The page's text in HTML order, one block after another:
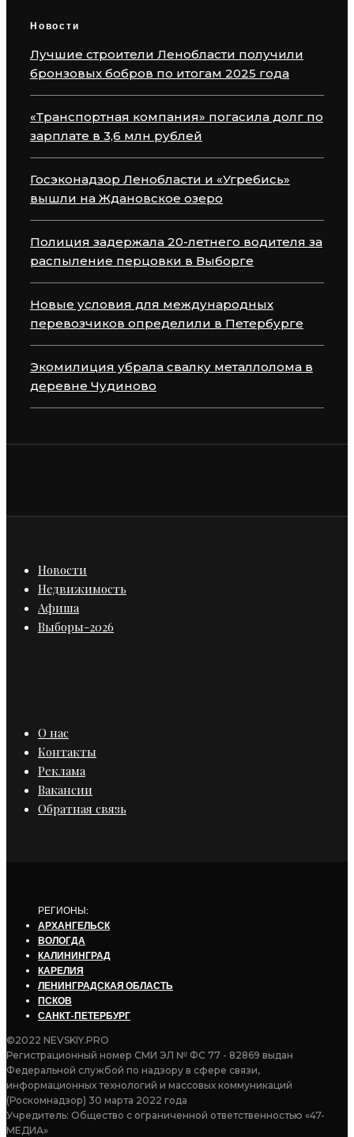
Новости
Лучшие строители Ленобласти получили
бронзовых бобров по итогам 2025 года
«Транспортная компания» погасила долг по
зарплате в 3,6 млн рублей
Госэконадзор Ленобласти и «Угребись»
вышли на Ждановское озеро
Полиция задержала 20-летнего водителя за
распыление перцовки в Выборге
Новые условия для международных
перевозчиков определили в Петербурге
Экомилиция убрала свалку металлолома в
деревне Чудиново
Новости
Недвижимость
Афиша
Выборы-2026
О нас
Контакты
Реклама
Вакансии
Обратная связь
РЕГИОНЫ:
АРХАНГЕЛЬСК
ВОЛОГДА
КАЛИНИНГРАД
КАРЕЛИЯ
ЛЕНИНГРАДСКАЯ ОБЛАСТЬ
ПСКОВ
САНКТ-ПЕТЕРБУРГ
©2022 NEVSKIY.PRO
Регистрационный номер СМИ ЭЛ № ФС 77 - 82869 выдан
Федеральной службой по надзору в сфере связи,
информационных технологий и массовых коммуникаций
(Роскомнадзор) 30 марта 2022 года
Учредитель: Общество с ограниченной ответственностью «47-
МЕДИА»